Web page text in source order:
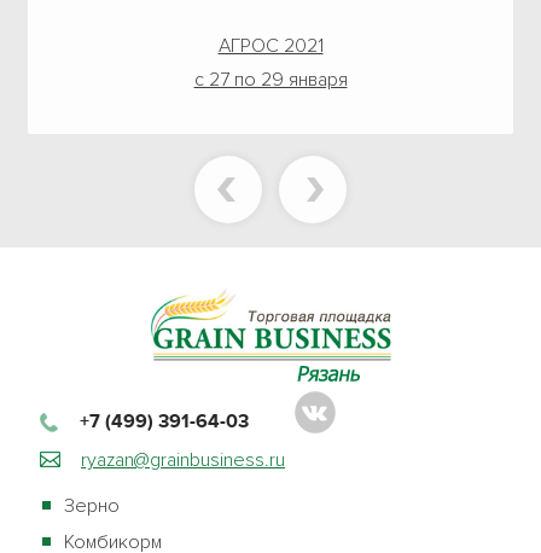
АГРОС 2021
с 27 по 29 января
+7 (499) 391-64-03
ryazan@grainbusiness.ru
Зерно
Комбикорм